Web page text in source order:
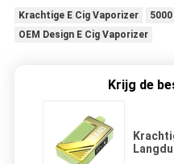
Krachtige E Cig Vaporizer
OEM Design E Cig Vaporizer
Krijg de